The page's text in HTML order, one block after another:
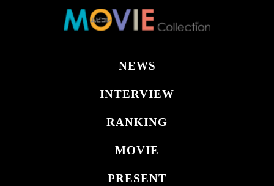
NEWS
INTERVIEW
RANKING
MOVIE
PRESENT